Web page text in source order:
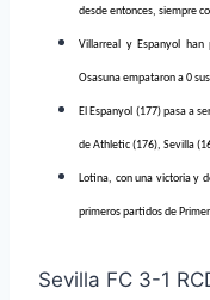
desde entonces, siempre
Villarreal y Espanyol
Osasuna empataron a 0
El Espanyol (177) pasa a
de Athletic (176), Sevilla
Lotina, con una victoria y
primeros partidos de
Sevilla FC 3-1